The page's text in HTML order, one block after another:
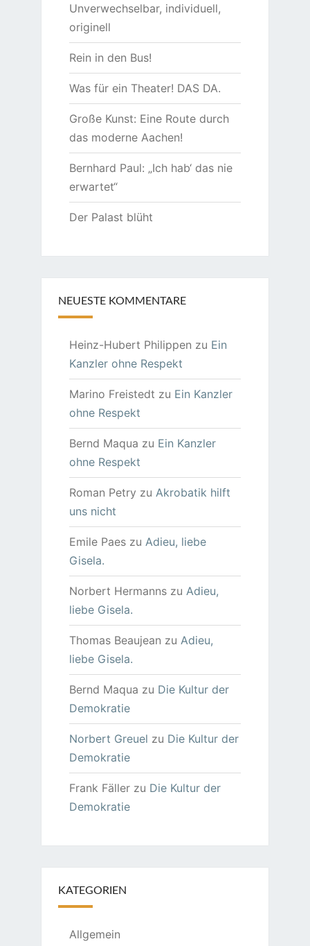
Unverwechselbar, individuell,
originell
Rein in den Bus!
Was für ein Theater! DAS DA.
Große Kunst: Eine Route durch
das moderne Aachen!
Bernhard Paul: „Ich hab‘ das nie
erwartet“
Der Palast blüht
NEUESTE KOMMENTARE
Heinz-Hubert Philippen zu Ein
Kanzler ohne Respekt
Marino Freistedt zu Ein Kanzler
ohne Respekt
Bernd Maqua zu Ein Kanzler
ohne Respekt
Roman Petry zu Akrobatik hilft
uns nicht
Emile Paeszu Adieu, liebe
Gisela.
Norbert Hermannszu Adieu,
liebe Gisela.
Thomas Beaujean zu Adieu,
liebe Gisela.
Bernd Maqua zu Die Kultur der
Demokratie
Norbert Greuel zu Die Kultur der
Demokratie
Frank Fällerzu Die Kultur der
Demokratie
KATEGORIEN
Allgemein